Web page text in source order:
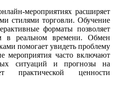
мероприятиях расширяет
стилями торговли. Обучение
форматы позволяет
в реальном времени. Обмен
помогает увидеть проблему
мероприятия часто включают
ситуаций и прогнозы на
практической ценности